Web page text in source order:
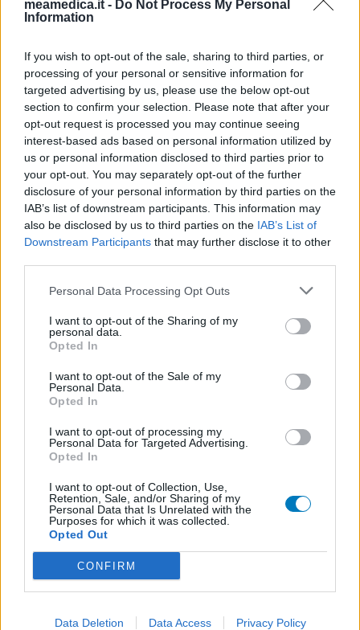
meamedica.it - Do Not Process My Personal
Information
If you wish to opt-out of the sale, sharing to third parties, or
processing of your personal or sensitive information for
targeted advertising by us, please use the below opt-out
section to confirm your selection. Please note that after your
opt-out request is processed you may continue seeing
interest-based ads based on personal information utilized by
us or personal information disclosed to third parties prior to
your opt-out. You may separately opt-out of the further
disclosure of your personal information by third parties on the
IAB’s list of downstream participants. This information may
also be disclosed by us to third parties on the IAB’s List of
Downstream Participants that may further disclose it to other
Personal Data Processing Opt Outs
I want to opt-out of the Sharing of my
personal data.
Opted In
I want to opt-out of the Sale of my
Personal Data.
Opted In
I want to opt-out of processing my
Personal Data for Targeted Advertising.
Opted In
I want to opt-out of Collection, Use,
Retention, Sale, and/or Sharing of my
Personal Data that Is Unrelated with the
Purposes for which it was collected.
Opted Out
CONFIRM
Data Deletion Data Access Privacy Policy